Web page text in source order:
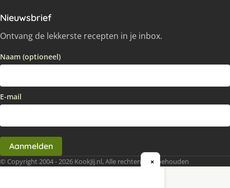
Nieuwsbrief
Ontvang de lekkerste recepten in je inbox.
Naam (optioneel)
E-mail
Aanmelden
© Copyright 2004 - 2026 KookJij.nl, Alle rechten voorbehouden
×